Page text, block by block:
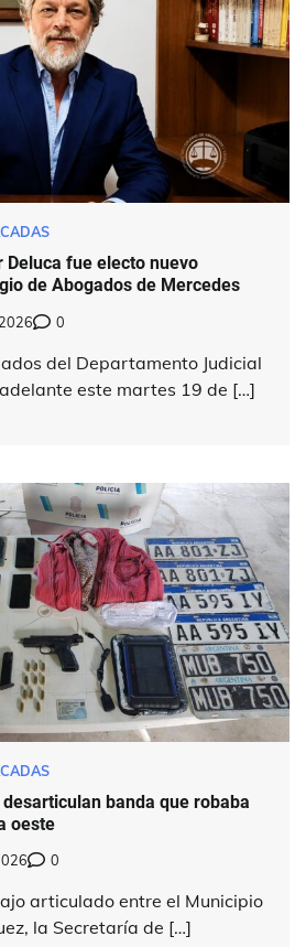
Deluca fue electo nuevo
de Abogados de Mercedes
0
del Departamento Judicial
este martes 19 de […]
banda que robaba
oeste
0
articulado entre el Municipio
la Secretaría de […]